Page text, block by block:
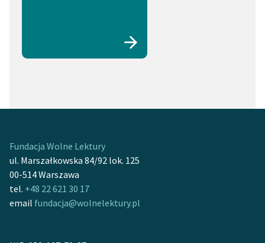
Fundacja Wolne Lektury
ul. Marszałkowska 84/92 lok. 125
00-514 Warszawa
tel. +48 22 621 30 17
email fundacja@wolnelektury.pl